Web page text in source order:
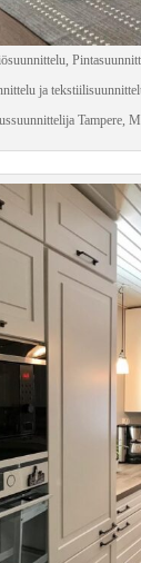
ja
Tampere,